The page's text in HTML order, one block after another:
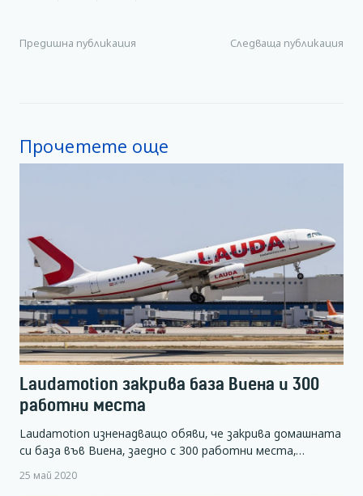
Предишна публикация Следваща публикация
Прочетете още
Laudamotion закрива база Виена и 300
работни места
Laudamotion изненадващо обяви, че закрива домашната
си база във Виена, заедно с 300 работни места,…
25 май 2020